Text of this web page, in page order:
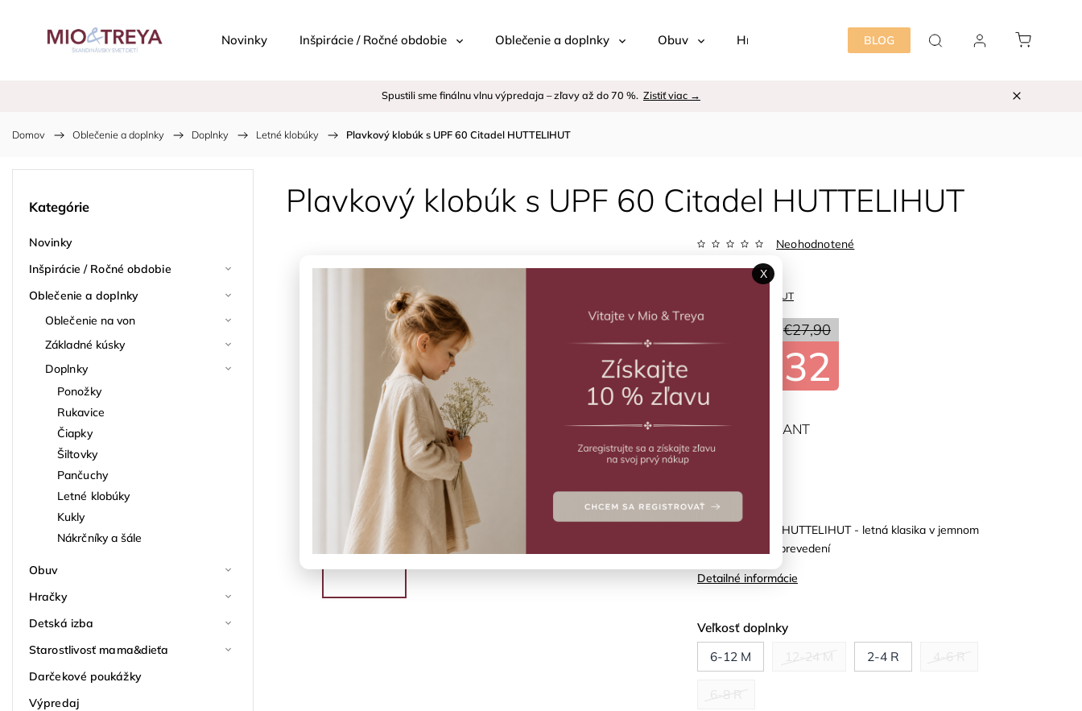
BLOG
Novinky Inšpirácie / Ročné obdobie Oblečenie a doplnky Obuv Hračky Detská izba Starostlivosť
Spustili sme finálnu vlnu výpredaja – zľavy až do 70 %. Zistiť viac →
Domov / Oblečenie a doplnky / Doplnky / Letné klobúky / Plavkový klobúk s UPF 60 Citadel HUTTELIHUT
Kategórie
Novinky
Inšpirácie / Ročné obdobie
Oblečenie a doplnky
Oblečenie na von
Základné kúsky
Doplnky
Ponožky
Rukavice
Čiapky
Šiltovky
Pančuchy
Letné klobúky
Kukly
Nákrčníky a šále
Obuv
Hračky
Detská izba
Starostlivosť mama&dieťa
Darčekové poukážky
Výpredaj
Plavkový klobúk s UPF 60 Citadel HUTTELIHUT
HUTTELIHUT
Neohodnotené
€27,90
€22,32
Kód: Zvoľte variant
Plavkový klobúk HUTTELIHUT - letná klasika v jemnom
škandinávskom prevedení
Detailné informácie
Veľkosť doplnky
6-12 M
2-4 R
ZVOĽTE VARIANT
X